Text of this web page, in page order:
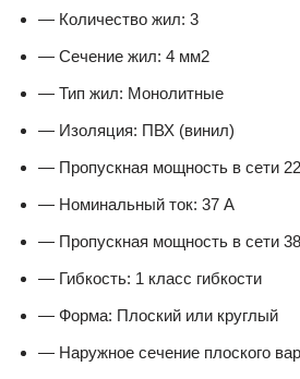
— Количество жил: 3
— Сечение жил: 4 мм2
— Тип жил: Монолитные
— Изоляция: ПВХ (винил)
— Пропускная мощность в сети
— Номинальный ток: 37 А
— Пропускная мощность в сети
— Гибкость: 1 класс гибкости
— Форма: Плоский или круглый
— Наружное сечение плоского